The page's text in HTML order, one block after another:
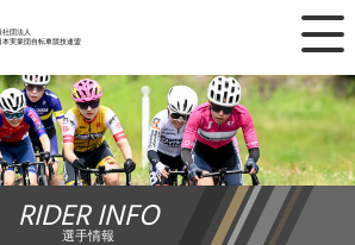
社団法人
本実業団自転車競技連盟
×
ニュース
レース日程
ランキング
RIDER INFO
選手情報